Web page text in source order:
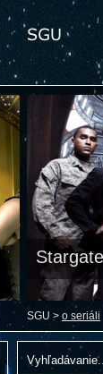
SGU > o seriáli